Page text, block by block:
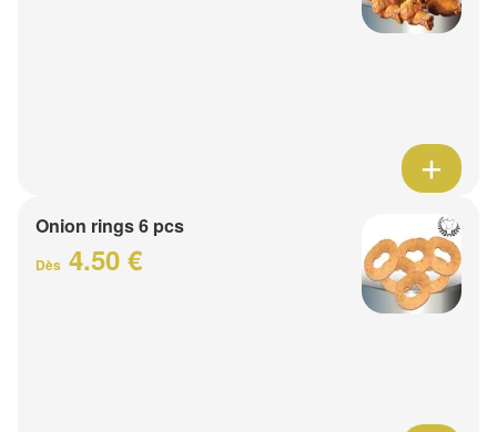
Onion rings 6 pcs
Dès 4.50 €